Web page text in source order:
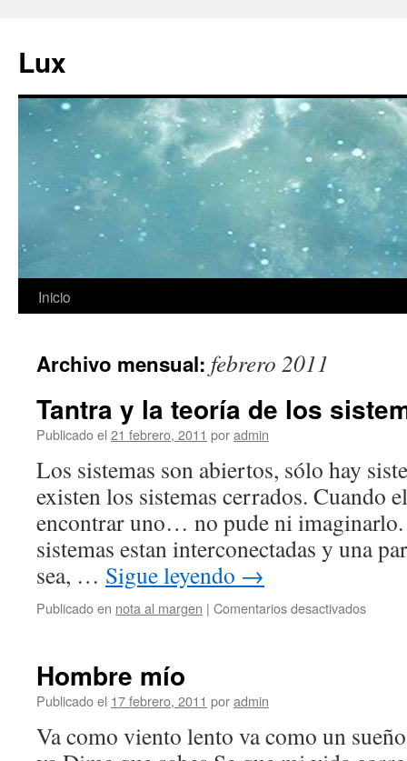
contenido
Lux
Inicio
Archivo mensual: febrero 2011
Tantra y la teoría de los
Publicado el 21 febrero, 2011 poradmin
Los sistemas son abiertos, sólo hay
existen los sistemas cerrados. Cuando
encontrar uno… no pude ni imaginarlo.
sistemas estan interconectadas y una
sea, … Sigue leyendo →
Publicado en nota al margen | Comentarios desactivadosen
Hombre mío
Publicado el 17 febrero, 2011 poradmin
Va como viento lento va como un